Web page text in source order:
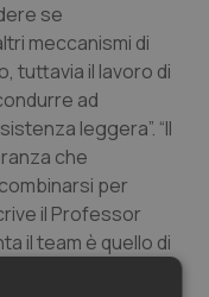
Collo
se
meccanismi di
tuttavia il lavoro di
ad
leggera”. “Il
che
per
il Professor
il team è quello di
teixobactina. In